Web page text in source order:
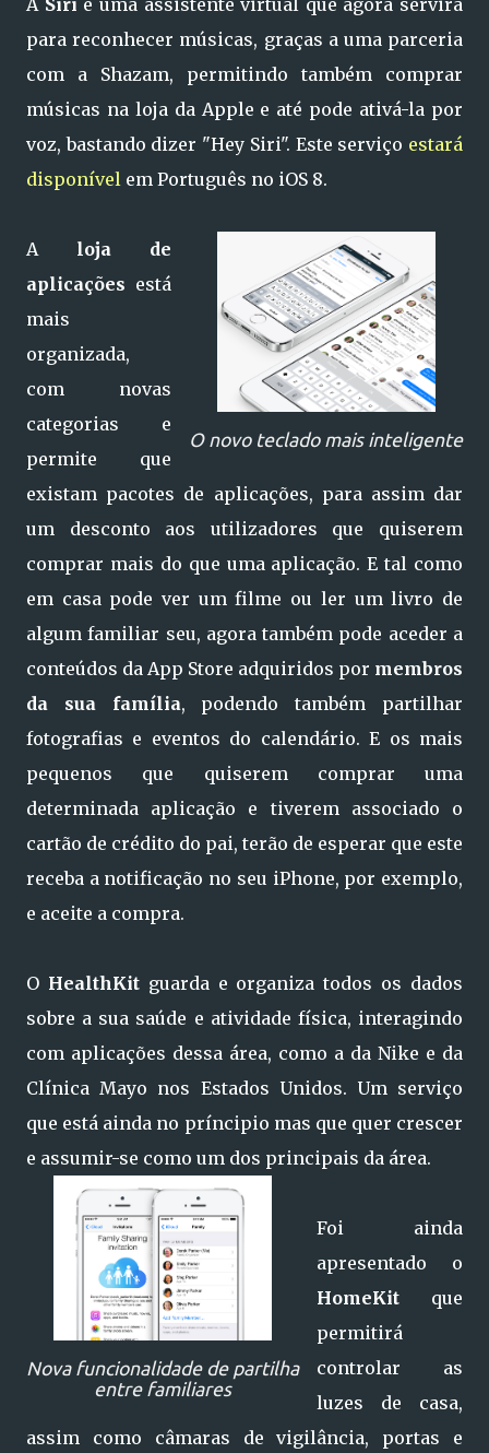
para reconhecer músicas, graças a uma parceria
com a Shazam, permitindo também comprar
músicas na loja da Apple e até pode ativá-la por
voz, bastando dizer "Hey Siri". Este serviço estará
disponível em Português no iOS 8.
O novo teclado mais inteligente
A loja de
aplicações está
mais
organizada,
com novas
categorias e
permite que
existam pacotes de aplicações, para assim dar
um desconto aos utilizadores que quiserem
comprar mais do que uma aplicação. E tal como
em casa pode ver um filme ou ler um livro de
algum familiar seu, agora também pode aceder a
conteúdos da App Store adquiridos por membros
da sua família, podendo também partilhar
fotografias e eventos do calendário. E os mais
pequenos que quiserem comprar uma
determinada aplicação e tiverem associado o
cartão de crédito do pai, terão de esperar que este
receba a notificação no seu iPhone, por exemplo,
e aceite a compra.
O HealthKitguarda e organiza todos os dados
sobre a sua saúde e atividade física, interagindo
com aplicações dessa área, como a da Nike e da
Clínica Mayo nos Estados Unidos. Um serviço
que está ainda no príncipio mas que quer crescer
e assumir-se como um dos principais da área.
Nova funcionalidade de partilha
entre familiares
Foi ainda
apresentado o
HomeKit que
permitirá
controlar as
luzes de casa,
assim como câmaras de vigilância, portas e